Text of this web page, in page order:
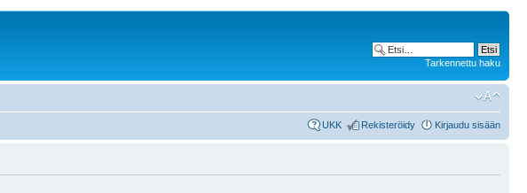
Tarkennettu haku
UKK Rekisteröidy Kirjaudu sisään